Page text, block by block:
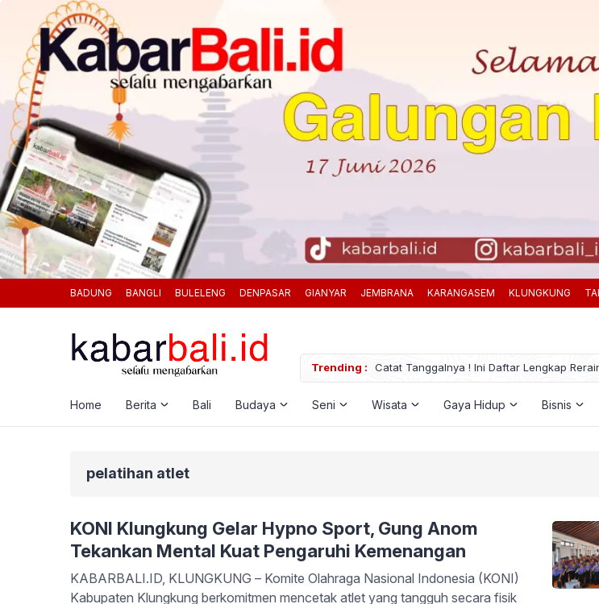
BADUNG BANGLI BULELENG DENPASAR GIANYAR JEMBRANA KARANGASEM KLUNGKUNG
Trending :
Rerainan Kalender Bali lan Libur Nasional Agustus 2026 Ala-Ayuning Dewasa Bali 3 Agustus
Home Berita Bali Budaya Seni Wisata Gaya Hidup Bisnis
pelatihan atlet
KONI Klungkung Gelar Hypno Sport, Gung Anom
Tekankan Mental Kuat Pengaruhi Kemenangan
KABARBALI.ID, KLUNGKUNG – Komite Olahraga Nasional Indonesia (KONI)
Kabupaten Klungkung berkomitmen mencetak atlet yang tangguh secara fisik